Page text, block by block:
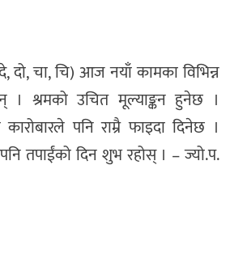
दो, चा, चि) आज नयाँ कामका विभिन्न
श्रमको उचित मूल्याङ्कन हुनेछ ।
कारोबारले पनि राम्रै फाइदा दिनेछ ।
तपाईंको दिन शुभ रहोस् । – ज्यो.प.